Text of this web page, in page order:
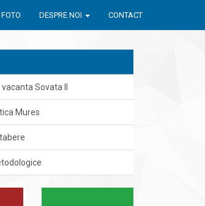
DESPRE NOI CONTACT
Sovata II
Mures